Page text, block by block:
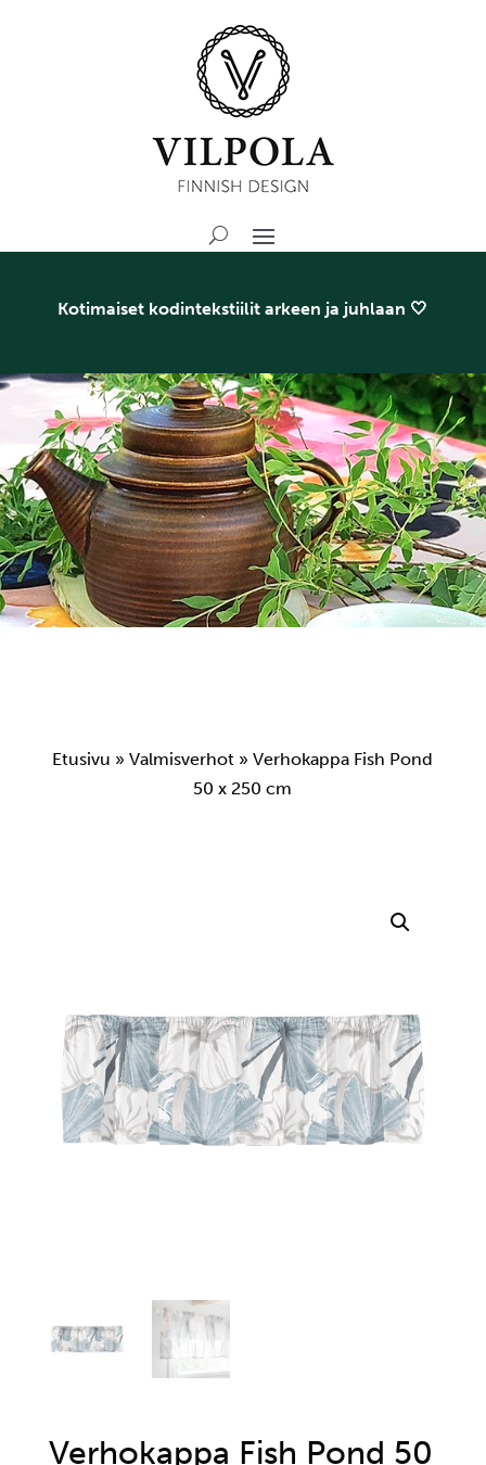
Kotimaiset kodintekstiilit arkeen ja juhlaan 🤍
Etusivu »Valmisverhot » Verhokappa Fish Pond
50 x 250 cm
Verhokappa Fish Pond 50